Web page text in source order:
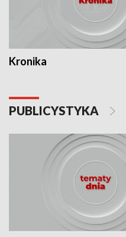
Kronika
PUBLICYSTYKA